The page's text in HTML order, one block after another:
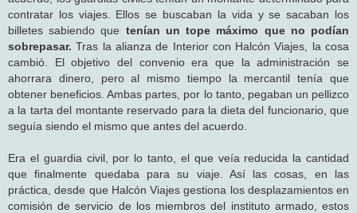
contratar los viajes. Ellos se buscaban la vida y se sacaban los
billetes sabiendo que tenían un tope máximo que no podían
sobrepasar. Tras la alianza de Interior con Halcón Viajes, la cosa
cambió. El objetivo del convenio era que la administración se
ahorrara dinero, pero al mismo tiempo la mercantil tenía que
obtener beneficios. Ambas partes, por lo tanto, pegaban un pellizco
a la tarta del montante reservado para la dieta del funcionario, que
seguía siendo el mismo que antes del acuerdo.
Era el guardia civil, por lo tanto, el que veía reducida la cantidad
que finalmente quedaba para su viaje. Así las cosas, en las
práctica, desde que Halcón Viajes gestiona los desplazamientos en
comisión de servicio de los miembros del instituto armado, estos